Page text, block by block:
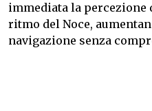
immediata la percezione
ritmo del Noce,
navigazione senza